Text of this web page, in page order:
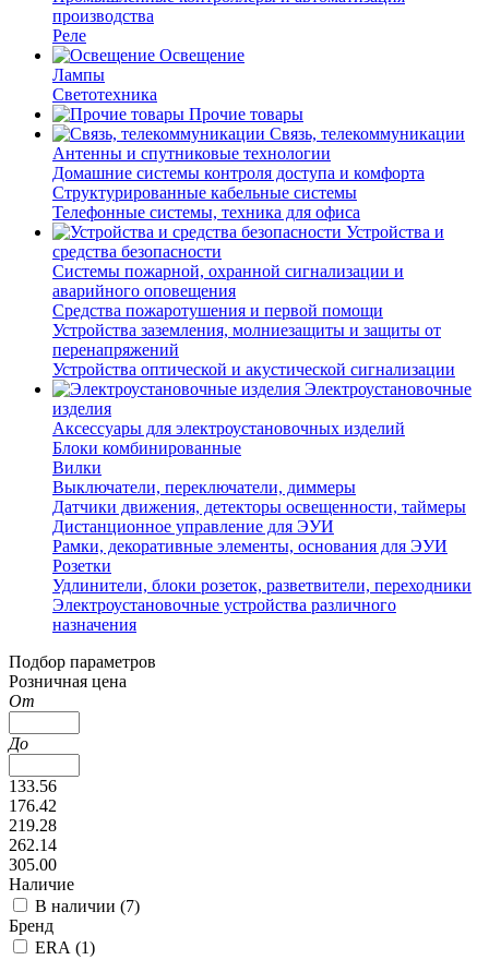
производства
Реле
Освещение
Лампы
Светотехника
Прочие товары
Связь, телекоммуникации
Антенны и спутниковые технологии
Домашние системы контроля доступа и комфорта
Структурированные кабельные системы
Телефонные системы, техника для офиса
Устройства и
средства безопасности
Системы пожарной, охранной сигнализации и
аварийного оповещения
Средства пожаротушения и первой помощи
Устройства заземления, молниезащиты и защиты от
перенапряжений
Устройства оптической и акустической сигнализации
Электроустановочные
изделия
Аксессуары для электроустановочных изделий
Блоки комбинированные
Вилки
Выключатели, переключатели, диммеры
Датчики движения, детекторы освещенности, таймеры
Дистанционное управление для ЭУИ
Рамки, декоративные элементы, основания для ЭУИ
Розетки
Удлинители, блоки розеток, разветвители, переходники
Электроустановочные устройства различного
назначения
Подбор параметров
Розничная цена
От
До
133.56
176.42
219.28
262.14
305.00
Наличие
В наличии (7)
Бренд
ERA (1)